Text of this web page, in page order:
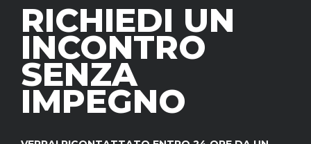
RICHIEDI UN
INCONTRO
SENZA
IMPEGNO